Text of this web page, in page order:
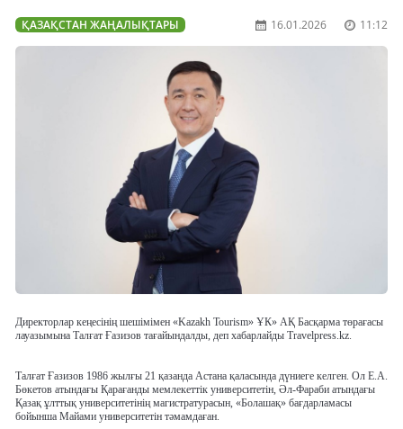
ҚАЗАҚСТАН ЖАҢАЛЫҚТАРЫ 16.01.2026 11:12
Директорлар кеңесінің шешімімен «Kazakh Tourism» ҰК» АҚ Басқарма төрағасы
лауазымына Талғат Ғазизов тағайындалды, деп хабарлайды Travelpress.kz.
Талғат Ғазизов 1986 жылғы 21 қазанда Астана қаласында дүниеге келген. Ол Е.А.
Бөкетов атындағы Қарағанды мемлекеттік университетін, Әл-Фараби атындағы
Қазақ ұлттық университетінің магистратурасын, «Болашақ» бағдарламасы
бойынша Майами университетін тәмамдаған.